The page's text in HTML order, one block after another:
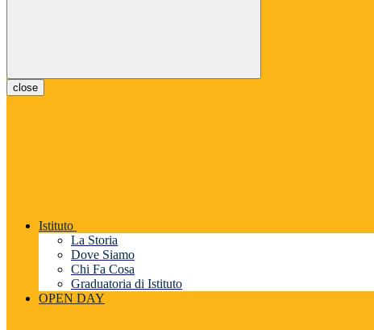
close
Istituto
La Storia
Dove Siamo
Chi Fa Cosa
Graduatoria di Istituto
OPEN DAY